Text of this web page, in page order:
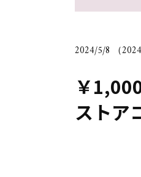
2024/5/8 （
￥
ストア